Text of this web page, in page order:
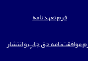
فرم تعهدنامه
موافقت‌نامه حق چاپ و انتشار